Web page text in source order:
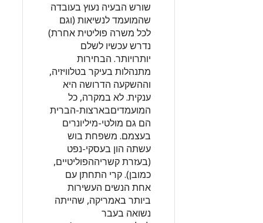
שורש הבעיה נעוץ בעובדה
שהמועמד לנשיאות (וגם
לכל משרה פוליטית אחרת)
נדרש עכשיו לשלם
יותרויותר. הבחירות
מתנהלות בעיקר בטלוויזיה,
וההשקעה הדרושה היא
ענקית. לא במקרה, כל
המועמדיםבארצות-הברית
הם גם מולטי-מיליונרים
בעצמם. משפחת בוש
עשתה הון בעסקי-נפט
(בעזרת קשריההפוליטיים,
כמובן). קרי התחתן עם
אחת הנשים העשירות
ביותר באמריקה, שהייתה
נשואה בעבר